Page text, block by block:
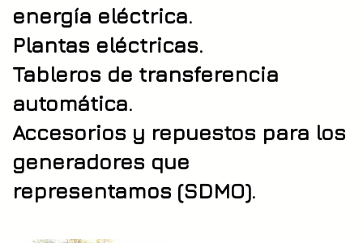
energía eléctrica.
Plantas eléctricas.
Tableros de transferencia
automática.
Accesorios y repuestos para los
generadores que
representamos (SDMO).